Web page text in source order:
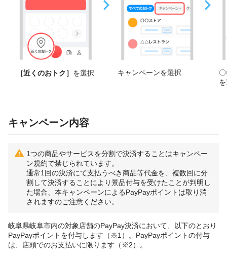
［近くのおトク］ を選択 キャンペーンを選択
キャンペーン内容
1つの商品やサービスを分割で決済することはキャンペー
ン規約で禁じられています。
通常1回の決済にて支払うべき商品等代金を、複数回に分
割して決済することにより景品付与を受けたことが判明し
た場合、本キャンペーンによるPayPayポイントは取り消
されますのご注意ください。
岐阜県岐阜市内の対象店舗のPayPay決済において、以下のとおり
PayPayポイントを付与します（※1）。PayPayポイントの付与
は、店頭でのお支払いに限ります（※2）。